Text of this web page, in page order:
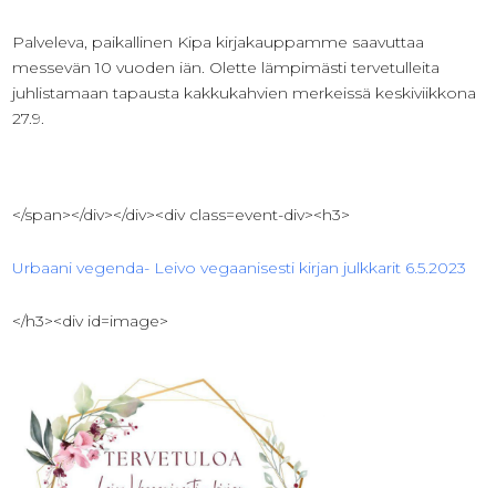
Palveleva, paikallinen Kipa kirjakauppamme saavuttaa
messevän 10 vuoden iän. Olette lämpimästi tervetulleita
juhlistamaan tapausta kakkukahvien merkeissä keskiviikkona
27.9.
</span></div></div><div class=event-div><h3>
Urbaani vegenda- Leivo vegaanisesti kirjan julkkarit 6.5.2023
</h3><div id=image>